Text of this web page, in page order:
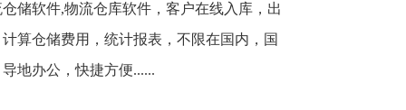
储软件,物流仓库软件，客户在线入库，出
算仓储费用，统计报表，不限在国内，国
地办公，快捷方便......